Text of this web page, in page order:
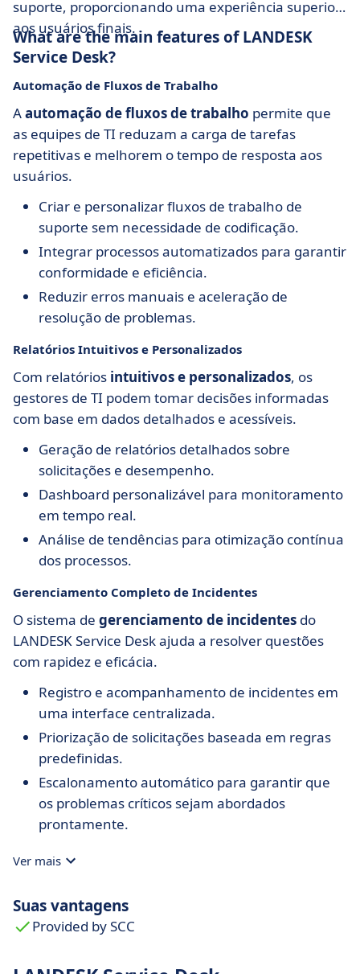
suporte, proporcionando uma experiência superior
aos usuários finais.
What are the main features of LANDESK
Service Desk?
Automação de Fluxos de Trabalho
Aautomação de fluxos de trabalho permite que
as equipes de TI reduzam a carga de tarefas
repetitivas e melhorem o tempo de resposta aos
usuários.
Criar e personalizar fluxos de trabalho de
suporte sem necessidade de codificação.
Integrar processos automatizados para garantir
conformidade e eficiência.
Reduzir erros manuais e aceleração de
resolução de problemas.
Relatórios Intuitivos e Personalizados
Com relatórios intuitivos e personalizados, os
gestores de TI podem tomar decisões informadas
com base em dados detalhados e acessíveis.
Geração de relatórios detalhados sobre
solicitações e desempenho.
Dashboard personalizável para monitoramento
em tempo real.
Análise de tendências para otimização contínua
dos processos.
Gerenciamento Completo de Incidentes
O sistema de gerenciamento de incidentes do
LANDESK Service Desk ajuda a resolver questões
com rapidez e eficácia.
Registro e acompanhamento de incidentes em
uma interface centralizada.
Priorização de solicitações baseada em regras
predefinidas.
Escalonamento automático para garantir que
os problemas críticos sejam abordados
prontamente.
Ver mais
Suas vantagens
Provided by SCC